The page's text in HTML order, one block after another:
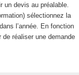
un devis au préalable.
sélectionnez la
l’année. En fonction
réaliser une demande